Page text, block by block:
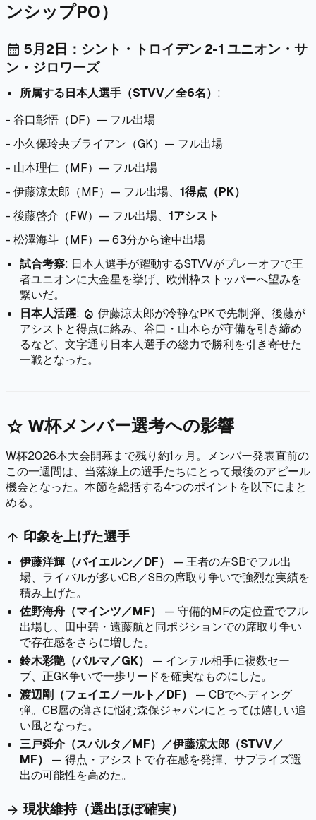
ンシップPO）
calendar_month 5月2日：シント・トロイデン 2-1 ユニオン・サ
ン・ジロワーズ
所属する日本人選手（STVV／全6名） :
- 谷口彰悟（DF）— フル出場
- 小久保玲央ブライアン（GK）— フル出場
- 山本理仁（MF）— フル出場
- 伊藤涼太郎（MF）— フル出場、 1得点（PK）
- 後藤啓介（FW）— フル出場、 1アシスト
- 松澤海斗（MF）— 63分から途中出場
試合考察: 日本人選手が躍動するSTVVがプレーオフで王
者ユニオンに大金星を挙げ、欧州枠ストッパーへ望みを
繋いだ。
日本人活躍: local_fire_department 伊藤涼太郎が冷静なPKで先制弾、後藤が
アシストと得点に絡み、谷口・山本らが守備を引き締め
るなど、文字通り日本人選手の総力で勝利を引き寄せた
一戦となった。
star W杯メンバー選考への影響
W杯2026本大会開幕まで残り約1ヶ月。メンバー発表直前の
この一週間は、当落線上の選手たちにとって最後のアピール
機会となった。本節を総括する4つのポイントを以下にまと
める。
arrow_upward 印象を上げた選手
伊藤洋輝（バイエルン／DF）
— 王者の左SBでフル出
場、ライバルが多いCB／SBの席取り争いで強烈な実績を
積み上げた。
佐野海舟（マインツ／MF）
— 守備的MFの定位置でフル
出場し、田中碧・遠藤航と同ポジションでの席取り争い
で存在感をさらに増した。
鈴木彩艶（パルマ／GK）
— インテル相手に複数セー
ブ、正GK争いで一歩リードを確実なものにした。
渡辺剛（フェイエノールト／DF）
— CBでヘディング
弾。CB層の薄さに悩む森保ジャパンにとっては嬉しい追
い風となった。
三戸舜介（スパルタ／MF）／伊藤涼太郎（STVV／
MF）
— 得点・アシストで存在感を発揮、サプライズ選
出の可能性を高めた。
arrow_forward 現状維持（選出ほぼ確実）